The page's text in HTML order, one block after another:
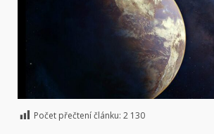
Počet přečtení článku: 2 130